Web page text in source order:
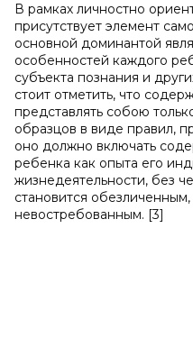
В рамках личностно
присутствует элемент
основной доминантой
особенностей каждого
субъекта познания и
стоит отметить, что
представлять собою
образцов в виде правил,
оно должно включать
ребенка как опыта его
жизнедеятельности, без
становится
невостребованным. [3]